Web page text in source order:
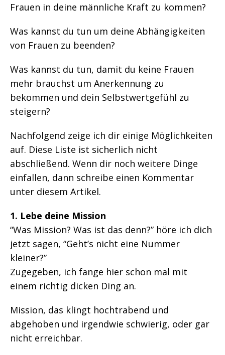
Frauen in deine männliche Kraft zu kommen?
Was kannst du tun um deine Abhängigkeiten
von Frauen zu beenden?
Was kannst du tun, damit du keine Frauen
mehr brauchst um Anerkennung zu
bekommen und dein Selbstwertgefühl zu
steigern?
Nachfolgend zeige ich dir einige Möglichkeiten
auf. Diese Liste ist sicherlich nicht
abschließend. Wenn dir noch weitere Dinge
einfallen, dann schreibe einen Kommentar
unter diesem Artikel.
1. Lebe deine Mission
“Was Mission? Was ist das denn?” höre ich dich
jetzt sagen, “Geht’s nicht eine Nummer
kleiner?”
Zugegeben, ich fange hier schon mal mit
einem richtig dicken Ding an.
Mission, das klingt hochtrabend und
abgehoben und irgendwie schwierig, oder gar
nicht erreichbar.